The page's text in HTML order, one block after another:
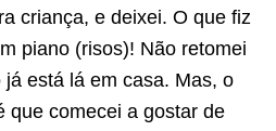
criança, e deixei. O que fiz
piano (risos)! Não retomei
está lá em casa. Mas, o
que comecei a gostar de